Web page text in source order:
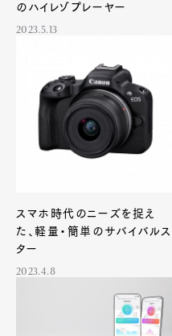
のハイレゾプレーヤー
2023.5.13
スマホ時代のニーズを捉え
た、軽量・簡単のサバイバルス
ター
2023.4.8